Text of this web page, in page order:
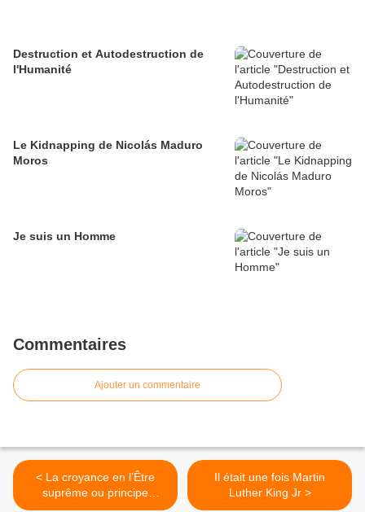
Destruction et Autodestruction de
l'Humanité
Le Kidnapping de Nicolás Maduro
Moros
Je suis un Homme
Commentaires
Ajouter un commentaire
< La croyance en l’Être
suprême ou principe
d’Amour universel
Il était une fois Martin
Luther King Jr >